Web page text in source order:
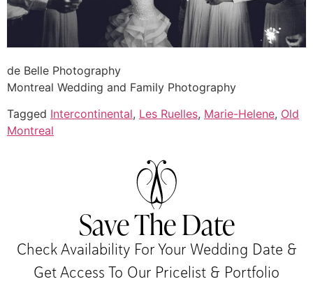
de Belle Photography
Montreal Wedding and Family Photography
Tagged Intercontinental, Les Ruelles, Marie-Helene, Old
Montreal
Save The Date
Check Availability For Your Wedding Date &
Get Access To Our Pricelist & Portfolio​